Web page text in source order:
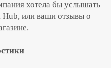
хотела бы услышать
Hub, или ваши отзывы о